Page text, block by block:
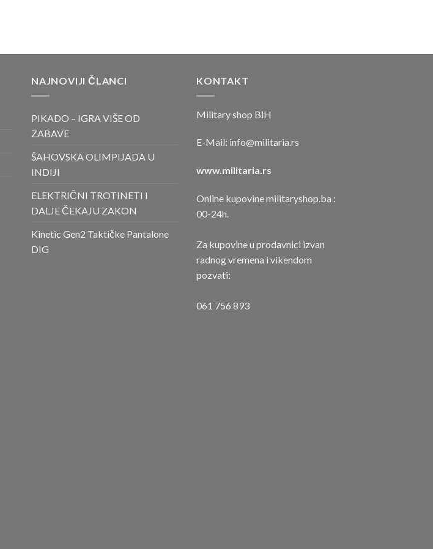
NAJNOVIJI ČLANCI
PIKADO – IGRA VIŠE OD
ZABAVE
ŠAHOVSKA OLIMPIJADA U
INDIJI
ELEKTRIČNI TROTINETI I
DALJE ČEKAJU ZAKON
Kinetic Gen2 Taktičke Pantalone
DIG
KONTAKT
Military shop BiH
E-Mail: info@militaria.rs
www.militaria.rs
Online kupovine militaryshop.ba :
00-24h.
Za kupovine u prodavnici izvan
radnog vremena i vikendom
pozvati:
061 756 893